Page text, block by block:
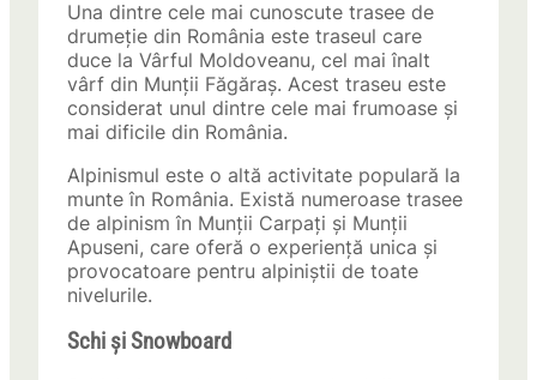
Una dintre cele mai cunoscute trasee de
drumeție din România este traseul care
duce la Vârful Moldoveanu, cel mai înalt
vârf din Munții Făgăraș. Acest traseu este
considerat unul dintre cele mai frumoase și
mai dificile din România.
Alpinismul este o altă activitate populară la
munte în România. Există numeroase trasee
de alpinism în Munții Carpați și Munții
Apuseni, care oferă o experiență unica și
provocatoare pentru alpiniștii de toate
nivelurile.
Schi și Snowboard